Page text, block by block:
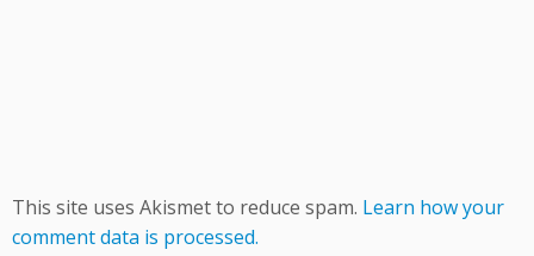
This site uses Akismet to reduce spam. Learn how your
comment data is processed.